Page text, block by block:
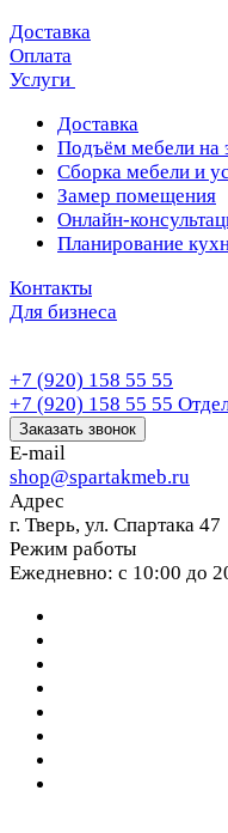
Доставка
Оплата
Услуги
Доставка
Подъём мебели на
Сборка мебели и
Замер помещения
Онлайн-
Планирование
Контакты
Для бизнеса
+7 (920) 158 55 55
+7 (920) 158 55 55
Заказать звонок
E-mail
shop@spartakmeb.ru
Адрес
г. Тверь, ул. Спартака 47
Режим работы
Ежедневно: с 10:00 до